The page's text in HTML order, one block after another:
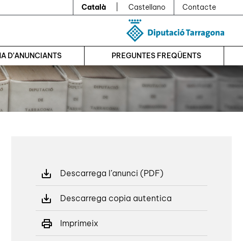
Català Castellano Contacte
D’ANUNCIANTS PREGUNTES FREQÜENTS
Descarrega l’anunci (PDF)
Descarrega copia autentica
Imprimeix